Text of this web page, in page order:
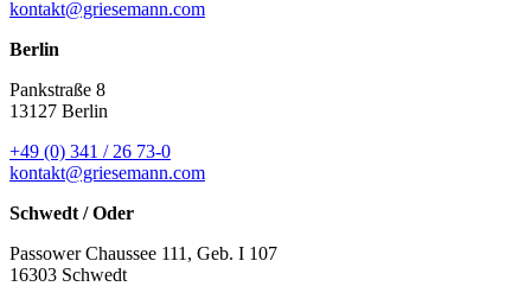
kontakt@griesemann.com
Berlin
Pankstraße 8
13127 Berlin
+49 (0) 341 / 26 73-0
kontakt@griesemann.com
Schwedt / Oder
Passower Chaussee 111, Geb. I 107
16303 Schwedt